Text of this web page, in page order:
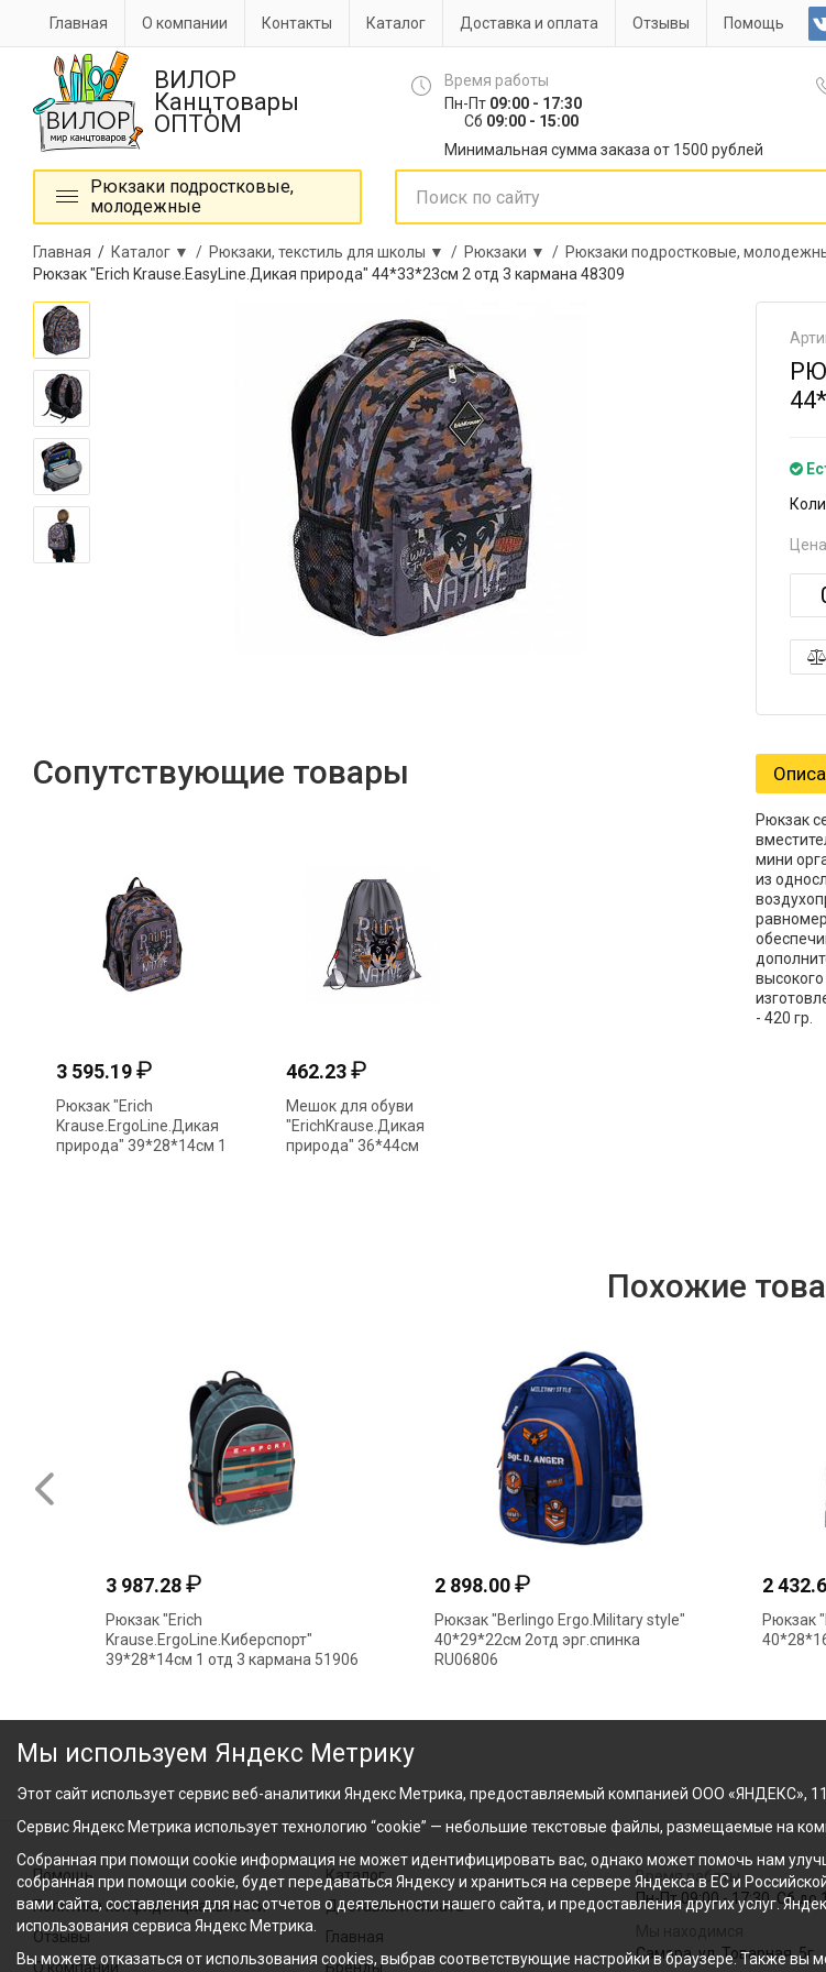
Главная О компании Контакты Каталог Доставка и оплата Отзывы Помощь
ВИЛОР
Канцтовары
ОПТОМ
Время работы
Пн-Пт 09:00 - 17:30
Сб 09:00 - 15:00
Минимальная сумма заказа от 1500 рублей
Рюкзаки подростковые,
молодежные
Главная / Каталог ▼ / Рюкзаки, текстиль для школы ▼ / Рюкзаки ▼ / Рюкзаки подростковые,
Рюкзак "Erich Krause.EasyLine.Дикая природа" 44*33*23см 2 отд 3 кармана 48309
Сопутствующие товары
3 595.19₽
Рюкзак "Erich
Krause.ErgoLine.Дикая
природа" 39*28*14см 1
462.23₽
Мешок для обуви
"ErichKrause.Дикая
природа" 36*44см
Рюкзак
мини
из
- 420 гр.
Похожие
3 987.28₽
Рюкзак "Erich
Krause.ErgoLine.Киберспорт"
39*28*14см 1 отд 3 кармана 51906
2 898.00₽
Рюкзак "Berlingo Ergo.Military style"
40*29*22см 2отд эрг.спинка
RU06806
2
Рюкзак
Помощь
Политика конфиденциальности
Отзывы
О компании
Каталог
Доставка и оплата
Главная
Бренды
Время работы
Пн-Пт 09:00 - 17:30, Сб до
Самара, ул. Товарная, 5г
Мы используем Яндекс Метрику
Этот сайт использует сервис веб-аналитики Яндекс Метрика, предоставляемый компанией ООО «ЯНДЕКС»,
Сервис Яндекс Метрика использует технологию “cookie” — небольшие текстовые файлы, размещаемые на
Собранная при помощи cookie информация не может идентифицировать вас, однако может помочь нам
собранная при помощи cookie, будет передаваться Яндексу и храниться на сервере Яндекса в ЕС и
вами сайта, составления для нас отчетов о деятельности нашего сайта, и предоставления других услуг.
использования сервиса Яндекс Метрика.
Вы можете отказаться от использования cookies, выбрав соответствующие настройки в браузере. Также